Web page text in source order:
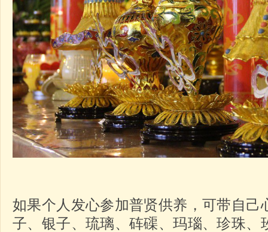
如果个人发心参加普贤供养，可带自己
子、银子、琉璃、砗磲、玛瑙、珍珠、